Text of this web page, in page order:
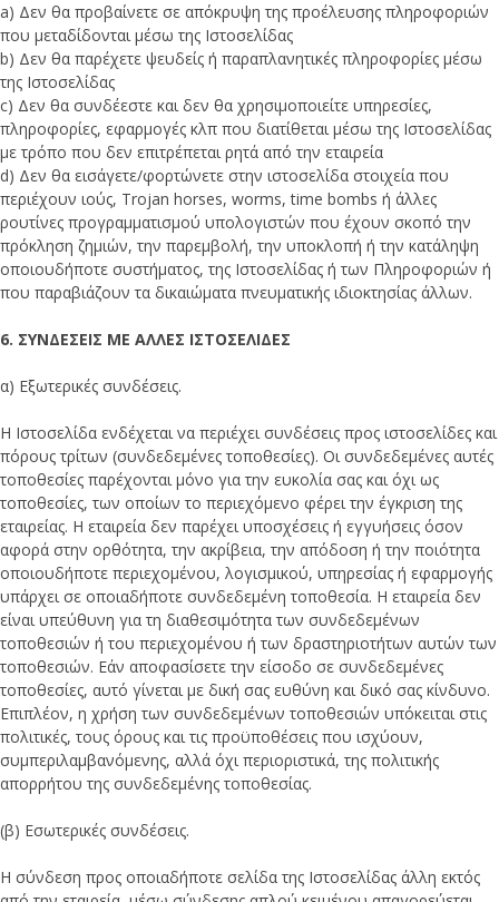
a) Δεν θα προβαίνετε σε απόκρυψη της προέλευσης πληροφοριών
που μεταδίδονται μέσω της Ιστοσελίδας
b) Δεν θα παρέχετε ψευδείς ή παραπλανητικές πληροφορίες μέσω
της Ιστοσελίδας
c) Δεν θα συνδέεστε και δεν θα χρησιμοποιείτε υπηρεσίες,
πληροφορίες, εφαρμογές κλπ που διατίθεται μέσω της Ιστοσελίδας
με τρόπο που δεν επιτρέπεται ρητά από την εταιρεία
d) Δεν θα εισάγετε/φορτώνετε στην ιστοσελίδα στοιχεία που
περιέχουν ιούς, Trojan horses, worms, time bombs ή άλλες
ρουτίνες προγραμματισμού υπολογιστών που έχουν σκοπό την
πρόκληση ζημιών, την παρεμβολή, την υποκλοπή ή την κατάληψη
οποιουδήποτε συστήματος, της Ιστοσελίδας ή των Πληροφοριών ή
που παραβιάζουν τα δικαιώματα πνευματικής ιδιοκτησίας άλλων.
6. ΣΥΝΔΕΣΕΙΣ ΜΕ ΑΛΛΕΣ ΙΣΤΟΣΕΛΙΔΕΣ
α) Εξωτερικές συνδέσεις.
Η Ιστοσελίδα ενδέχεται να περιέχει συνδέσεις προς ιστοσελίδες και
πόρους τρίτων (συνδεδεμένες τοποθεσίες). Οι συνδεδεμένες αυτές
τοποθεσίες παρέχονται μόνο για την ευκολία σας και όχι ως
τοποθεσίες, των οποίων το περιεχόμενο φέρει την έγκριση της
εταιρείας. Η εταιρεία δεν παρέχει υποσχέσεις ή εγγυήσεις όσον
αφορά στην ορθότητα, την ακρίβεια, την απόδοση ή την ποιότητα
οποιουδήποτε περιεχομένου, λογισμικού, υπηρεσίας ή εφαρμογής
υπάρχει σε οποιαδήποτε συνδεδεμένη τοποθεσία. Η εταιρεία δεν
είναι υπεύθυνη για τη διαθεσιμότητα των συνδεδεμένων
τοποθεσιών ή του περιεχομένου ή των δραστηριοτήτων αυτών των
τοποθεσιών. Εάν αποφασίσετε την είσοδο σε συνδεδεμένες
τοποθεσίες, αυτό γίνεται με δική σας ευθύνη και δικό σας κίνδυνο.
Επιπλέον, η χρήση των συνδεδεμένων τοποθεσιών υπόκειται στις
πολιτικές, τους όρους και τις προϋποθέσεις που ισχύουν,
συμπεριλαμβανόμενης, αλλά όχι περιοριστικά, της πολιτικής
απορρήτου της συνδεδεμένης τοποθεσίας.
(β) Εσωτερικές συνδέσεις.
Η σύνδεση προς οποιαδήποτε σελίδα της Ιστοσελίδας άλλη εκτός